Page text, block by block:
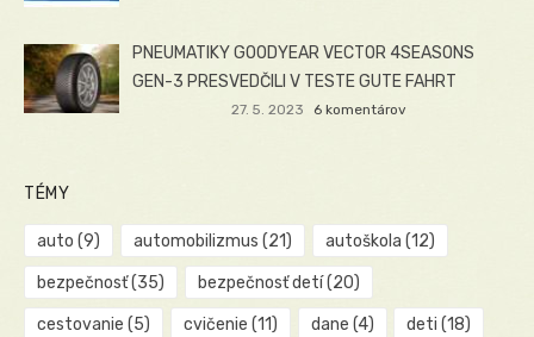
PNEUMATIKY GOODYEAR VECTOR 4SEASONS
GEN-3 PRESVEDČILI V TESTE GUTE FAHRT
27. 5. 2023 6 komentárov
TÉMY
auto (9) automobilizmus (21) autoškola (12)
bezpečnosť(35) bezpečnosť detí(20)
cestovanie (5) cvičenie (11) dane (4) deti (18)